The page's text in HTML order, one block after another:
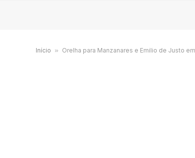
Início » Orelha para Manzanares e Emilio de Justo